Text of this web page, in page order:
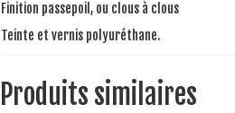
Finition passepoil, ou clous à clous
Teinte et vernis polyuréthane.
Produits similaires